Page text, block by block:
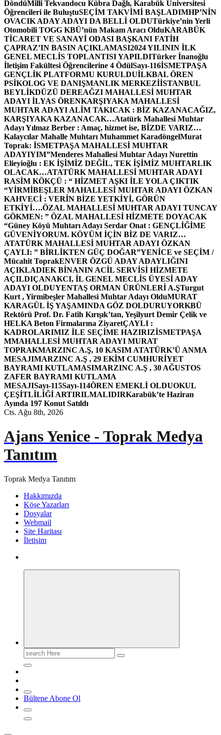
DöndüMilli Tekvandocu Kübra Dağlı, Karabük Üniversitesi
Öğrencileri ile BuluştuSEÇİM TAKVİMİ BAŞLADIMHP’NİN
OVACIK ADAY ADAYI DA BELLİ OLDUTürkiye’nin Yerli
Otomobili TOGG KBÜ’nün Makam Aracı OlduKARABÜK
TİCARET VE SANAYİ ODASI BAŞKANI FATİH
ÇAPRAZ’IN BASIN AÇIKLAMASI2024 YILININ İLK
GENEL MECLİS TOPLANTISI YAPILDITürker İnanoğlu
İletişim Fakültesi Öğrencilerine 4 ÖdülSayı-116İSMETPAŞA
GENÇLİK PLATFORMU KURULDUİLKBAL ÖREN
PSİKOLOG VE DANIŞMANLIK MERKEZİİSTANBUL
BEYLİKDÜZÜ DEREAĞZI MAHALLESİ MUHTAR
ADAYI İLYAS ÖRENKARŞIYAKA MAHALLESİ
MUHTAR ADAYI ALİM TAKICAK : BİZ KAZANACAĞIZ,
KARŞIYAKA KAZANACAK…Atatürk Mahallesi Muhtar
Adayı Yılmaz Berber : Amaç, hizmet ise, BİZDE VARIZ…
Kalaycılar Mahalle Muhtarı Muhammet KaradöngelMurat
Toprak: İSMETPAŞA MAHALLESİ MUHTAR
ADAYIYIM”Menderes Mahallesi Muhtar Adayı Nurettin
Elieyioğlu : EK İŞİMİZ DEĞİL, TEK İŞİMİZ MUHTARLIK
OLACAK…ATATÜRK MAHALLESİ MUHTAR ADAYI
RASİM KÖKÇÜ : “ HİZMET AŞKI İLE YOLA ÇIKTIK
“YİRMİBEŞLER MAHALLESİ MUHTAR ADAYI ÖZKAN
KAHVECİ : VERİN BİZE YETKİYİ, GÖRÜN
ETKİYİ….ÖZAL MAHALLESİ MUHTAR ADAYI TUNCAY
GÖKMEN: ” ÖZAL MAHALLESİ HİZMETE DOYACAK
“Güney Köyü Muhtarı Adayı Serdar Onat : GENÇLİĞİME
GÜVENİYORUM. KÖYÜM İÇİN BİZ DE VARIZ…
ATATÜRK MAHALLESİ MUHTAR ADAYI ÖZKAN
ÇAYLI: ” BİRLİKTEN GÜÇ DOĞAR”YENİCE ve SEÇİM /
Mücahit ToprakENVER ÖZGÜ ADAY ADAYLIĞINI
AÇIKLADIEK BİNANIN ACİL SERVİSİ HİZMETE
AÇILDIÇANAKCI, İL GENEL MECLİS ÜYESİ ADAY
ADAYI OLDUYENTAŞ ORMAN ÜRÜNLERİ A.ŞTurgut
Kurt , Yirmibeşler Mahallesi Muhtar Adayı OlduMURAT
KARAGÜL İŞ YAŞAMINDA GÖZ DOLDURUYORKBÜ
Rektörü Prof. Dr. Fatih Kırışık’tan, Yeşilyurt Demir Çelik ve
HELKA Beton Firmalarına ZiyaretÇAYLI :
KADROLARIMIZ İLE SEÇİME HAZIRIZİSMETPAŞA
MMAHALLESİ MUHTAR ADAYI MURAT
TOPRAKMARZINC A.Ş, 10 KASIM ATATÜRK’Ü ANMA
MESAJIMARZINC A.Ş , 29 EKİM CUMHURİYET
BAYRAMI KUTLAMASIMARZINC A.Ş , 30 AĞUSTOS
ZAFER BAYRAMI KUTLAMA
MESAJISayı-115Sayı-114ÖREN EMEKLİ OLDUOKUL
ÇEŞİTLİLİĞİ ARTIRILMALIDIRKarabük’te Haziran
Ayında 197 Konut Satıldı
Cts. Ağu 8th, 2026
Ajans Yenice - Toprak Medya
Tanıtım
Toprak Medya Tanıtım
Hakkımızda
Köşe Yazarları
Dosyalar
Webmail
Site Haritası
İletişim
Search
for:
Bültene Abone Ol